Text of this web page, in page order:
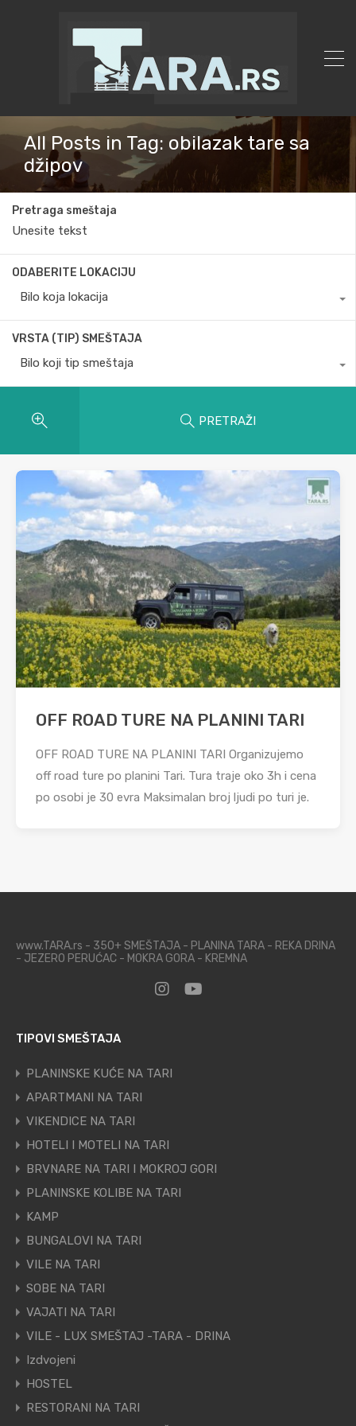
All Posts in Tag: obilazak tare sa
džipov
Pretraga smeštaja
ODABERITE LOKACIJU
Bilo koja lokacija
VRSTA (TIP) SMEŠTAJA
Bilo koji tip smeštaja
PRETRAŽI
OFF ROAD TURE NA PLANINI TARI
OFF ROAD TURE NA PLANINI TARI Organizujemo
off road ture po planini Tari. Tura traje oko 3h i cena
po osobi je 30 evra Maksimalan broj ljudi po turi je.
www.TARA.rs - 350+ SMEŠTAJA - PLANINA TARA - REKA DRINA
- JEZERO PERUĆAC - MOKRA GORA - KREMNA
TIPOVI SMEŠTAJA
PLANINSKE KUĆE NA TARI
APARTMANI NA TARI
VIKENDICE NA TARI
HOTELI I MOTELI NA TARI
BRVNARE NA TARI I MOKROJ GORI
PLANINSKE KOLIBE NA TARI
KAMP
BUNGALOVI NA TARI
VILE NA TARI
SOBE NA TARI
VAJATI NA TARI
VILE - LUX SMEŠTAJ -TARA - DRINA
Izdvojeni
HOSTEL
RESTORANI NA TARI